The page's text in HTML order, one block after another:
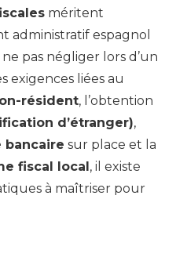
méritent
administratif espagnol
pas négliger lors d’un
exigences liées au
résident, l’obtention
d’étranger),
bancaire sur place et la
fiscal local, il existe
à maîtriser pour